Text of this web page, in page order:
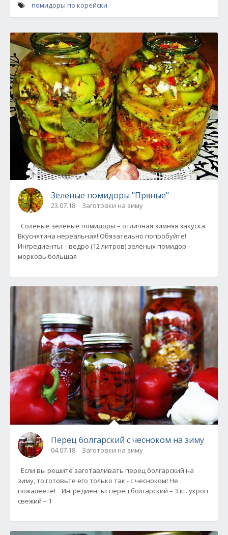
помидоры по корейски
Зеленые помидоры "Пряные"
23.07.18 Заготовки на зиму
Соленые зеленые помидоры – отличная зимняя закуска.
Вкуснятина нереальная! Обязательно попробуйте!
Ингредиенты: - ведро (12 литров) зелёных помидор -
морковь большая
Перец болгарский с чесноком на зиму
04.07.18 Заготовки на зиму
Если вы решите заготавливать перец болгарский на
зиму, то готовьте его только так - с чесноком! Не
пожалеете! Ингредиенты: перец болгарский – 3 кг. укроп
свежий – 1